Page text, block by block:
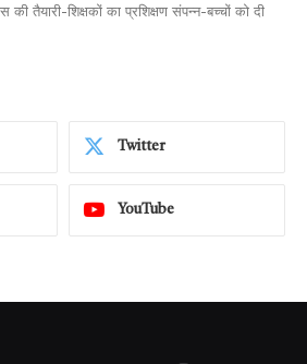
की तैयारी-शिक्षकों का प्रशिक्षण संपन्न-बच्चों को दी
Twitter
YouTube